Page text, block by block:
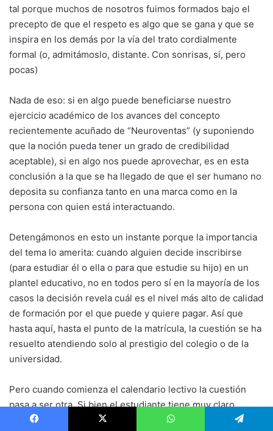
tal porque muchos de nosotros fuimos formados bajo el
precepto de que el respeto es algo que se gana y que se
inspira en los demás por la vía del trato cordialmente
formal (o, admitámoslo, distante. Con sonrisas, sí, pero
pocas)
Nada de eso: si en algo puede beneficiarse nuestro
ejercicio académico de los avances del concepto
recientemente acuñado de “Neuroventas” (y suponiendo
que la noción pueda tener un grado de credibilidad
aceptable), si en algo nos puede aprovechar, es en esta
conclusión a la que se ha llegado de que el ser humano no
deposita su confianza tanto en una marca como en la
persona con quien está interactuando.
Detengámonos en esto un instante porque la importancia
del tema lo amerita: cuando alguien decide inscribirse
(para estudiar él o ella o para que estudie su hijo) en un
plantel educativo, no en todos pero sí en la mayoría de los
casos la decisión revela cuál es el nivel más alto de calidad
de formación por el que puede y quiere pagar. Así que
hasta aquí, hasta el punto de la matrícula, la cuestión se ha
resuelto atendiendo solo al prestigio del colegio o de la
universidad.
Pero cuando comienza el calendario lectivo la cuestión
pasa a ser otra. Si bien el estudiante tiene muy claro
dónde se encuentra (o por lo menos es lo que esperamos),